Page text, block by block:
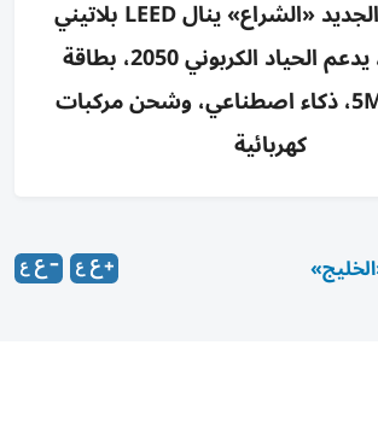
مقر «ديوا» الجديد «الشراع» ينال LEED بلاتيني
(102/110)، يدعم الحياد الكربوني 2050، بطاقة
شمسية 5MW، ذكاء اصطناعي، وشحن مركبات
كهربائية